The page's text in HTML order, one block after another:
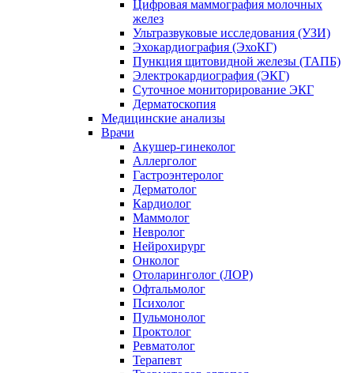
Цифровая маммография молочных
желез
Ультразвуковые исследования (УЗИ)
Эхокардиография (ЭхоКГ)
Пункция щитовидной железы (ТАПБ)
Электрокардиография (ЭКГ)
Суточное мониторирование ЭКГ
Дерматоскопия
Медицинские анализы
Врачи
Акушер-гинеколог
Аллерголог
Гастроэнтеролог
Дерматолог
Кардиолог
Маммолог
Невролог
Нейрохирург
Онколог
Отоларинголог (ЛОР)
Офтальмолог
Психолог
Пульмонолог
Проктолог
Ревматолог
Терапевт